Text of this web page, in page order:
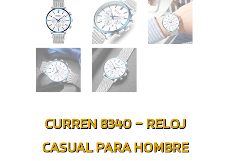
CURREN 8340 – RELOJ
CASUAL PARA HOMBRE